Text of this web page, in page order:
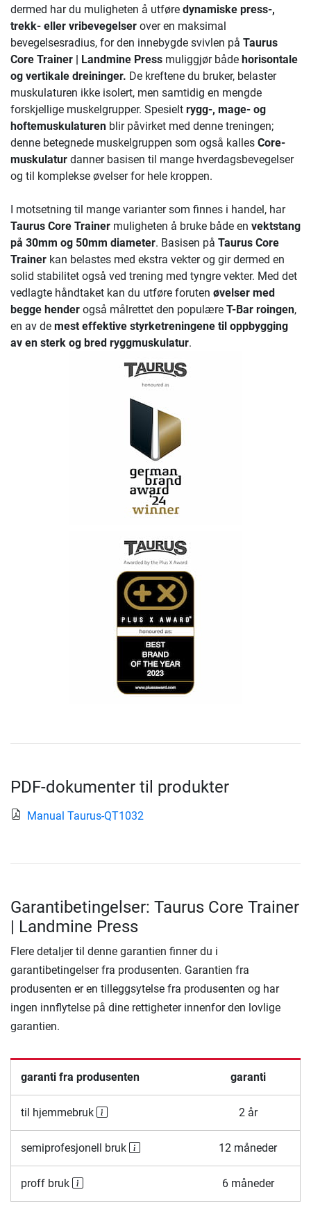
dermed har du muligheten å utføre dynamiske press-,
trekk- eller vribevegelser over en maksimal
bevegelsesradius, for den innebygde svivlen på Taurus
Core Trainer | Landmine Press muliggjør både horisontale
og vertikale dreininger. De kreftene du bruker, belaster
muskulaturen ikke isolert, men samtidig en mengde
forskjellige muskelgrupper. Spesielt rygg-, mage- og
hoftemuskulaturen blir påvirket med denne treningen;
denne betegnede muskelgruppen som også kalles Core-
muskulatur danner basisen til mange hverdagsbevegelser
og til komplekse øvelser for hele kroppen.
I motsetning til mange varianter som finnes i handel, har
Taurus Core Trainer muligheten å bruke både en vektstang
på 30mm og 50mm diameter. Basisen på Taurus Core
Trainer kan belastes med ekstra vekter og gir dermed en
solid stabilitet også ved trening med tyngre vekter. Med det
vedlagte håndtaket kan du utføre foruten øvelser med
begge hender også målrettet den populære T-Bar roingen,
en av de mest effektive styrketreningene til oppbygging
av en sterk og bred ryggmuskulatur.
PDF-dokumenter til produkter
Manual Taurus-QT1032
Garantibetingelser: Taurus Core Trainer
| Landmine Press
Flere detaljer til denne garantien finner du i
garantibetingelser fra produsenten. Garantien fra
produsenten er en tilleggsytelse fra produsenten og har
ingen innflytelse på dine rettigheter innenfor den lovlige
garantien.
garanti fra produsenten garanti
til hjemmebruk 2 år
semiprofesjonell bruk 12 måneder
proff bruk 6 måneder